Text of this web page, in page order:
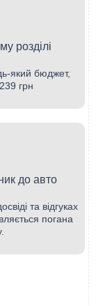
розділі
який бюджет,
грн
до авто
та відгуках
погана